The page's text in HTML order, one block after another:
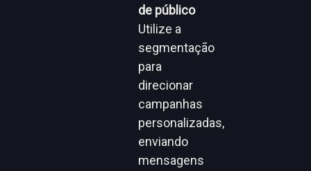
de público
Utilize a
segmentação
para
direcionar
campanhas
personalizadas,
enviando
mensagens